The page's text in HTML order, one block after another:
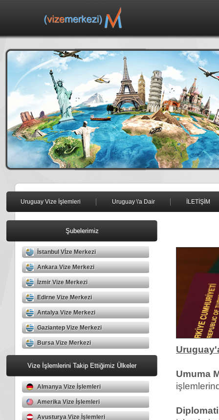
Uruguay Vize İşlemleri Uruguay \'a Dair İLETİŞİM
Şubelerimiz
İstanbul Vİze Merkezi
Ankara Vize Merkezi
İzmir Vize Merkezi
Edirne Vize Merkezi
Antalya Vize Merkezi
Gaziantep Vize Merkezi
Bursa Vize Merkezi
Vize İşlemlerini Takip Ettiğimiz Ülkeler
Almanya Vize İşlemleri
Amerika Vize İşlemleri
Avusturya Vize İşlemleri
Umuma